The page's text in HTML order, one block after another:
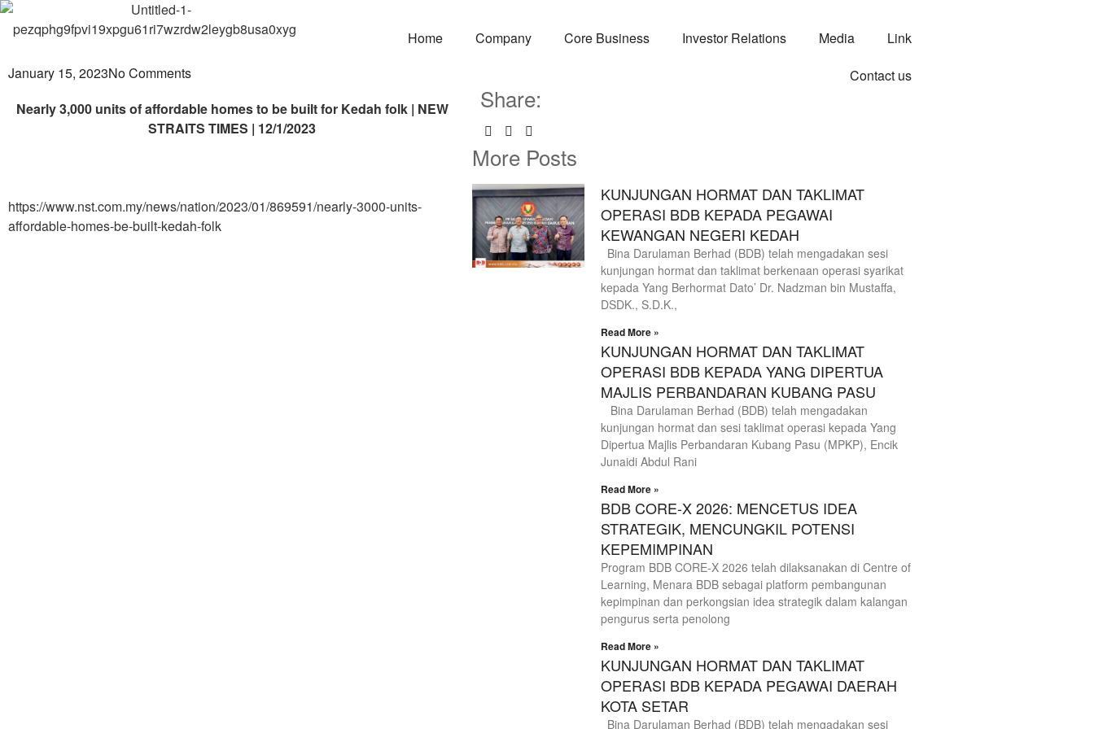
Home Company Core Business Investor Relations Media
Link
Contact us
January 15, 2023No Comments
Nearly 3,000 units of affordable homes to be built for Kedah folk | NEW
STRAITS TIMES | 12/1/2023
https://www.nst.com.my/news/nation/2023/01/869591/nearly-3000-units-
affordable-homes-be-built-kedah-folk
Share:
More Posts
KUNJUNGAN HORMAT DAN TAKLIMAT
OPERASI BDB KEPADA PEGAWAI
KEWANGAN NEGERI KEDAH
Bina Darulaman Berhad (BDB) telah mengadakan sesi
kunjungan hormat dan taklimat berkenaan operasi syarikat
kepada Yang Berhormat Dato’ Dr. Nadzman bin Mustaffa,
DSDK., S.D.K.,
Read More »
KUNJUNGAN HORMAT DAN TAKLIMAT
OPERASI BDB KEPADA YANG DIPERTUA
MAJLIS PERBANDARAN KUBANG PASU
Bina Darulaman Berhad (BDB) telah mengadakan
kunjungan hormat dan sesi taklimat operasi kepada Yang
Dipertua Majlis Perbandaran Kubang Pasu (MPKP), Encik
Junaidi Abdul Rani
Read More »
BDB CORE-X 2026: MENCETUS IDEA
STRATEGIK, MENCUNGKIL POTENSI
KEPEMIMPINAN
Program BDB CORE-X 2026 telah dilaksanakan di Centre of
Learning, Menara BDB sebagai platform pembangunan
kepimpinan dan perkongsian idea strategik dalam kalangan
pengurus serta penolong
Read More »
KUNJUNGAN HORMAT DAN TAKLIMAT
OPERASI BDB KEPADA PEGAWAI DAERAH
KOTA SETAR
Bina Darulaman Berhad (BDB) telah mengadakan sesi